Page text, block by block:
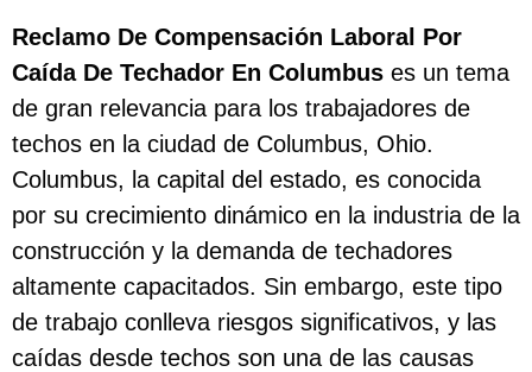
Reclamo De Compensación Laboral Por
Caída De Techador En Columbus es un tema
de gran relevancia para los trabajadores de
techos en la ciudad de Columbus, Ohio.
Columbus, la capital del estado, es conocida
por su crecimiento dinámico en la industria de la
construcción y la demanda de techadores
altamente capacitados. Sin embargo, este tipo
de trabajo conlleva riesgos significativos, y las
caídas desde techos son una de las causas